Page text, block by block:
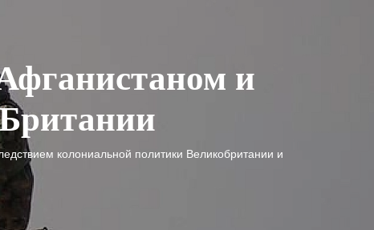
и
колониальной политики Великобритании и